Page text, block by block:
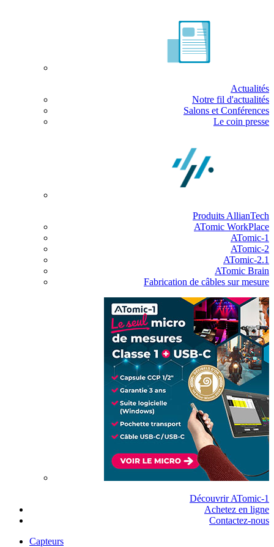
Actualités
Notre fil d'actualités
Salons et Conférences
Le coin presse
Produits AllianTech
ATomic WorkPlace
ATomic-1
ATomic-2
ATomic-2.1
ATomic Brain
Fabrication de câbles sur mesure
Découvrir ATomic-1
Achetez en ligne
Contactez-nous
Capteurs